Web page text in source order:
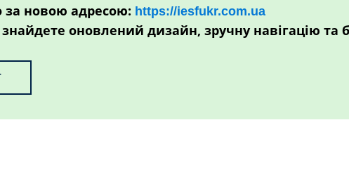
новою адресою: https://iesfukr.com.ua
оновлений дизайн, зручну навігацію та